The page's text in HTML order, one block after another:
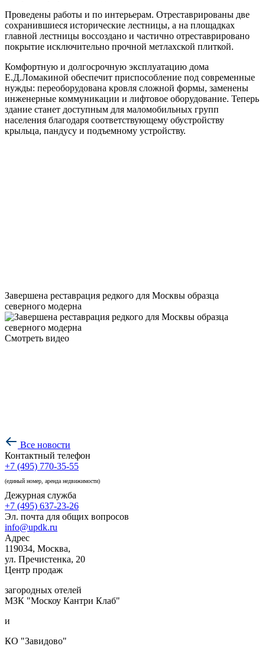
Проведены работы и по интерьерам. Отреставрированы две
сохранившиеся исторические лестницы, а на площадках
главной лестницы воссоздано и частично отреставрировано
покрытие исключительно прочной метлахской плиткой.
Комфортную и долгосрочную эксплуатацию дома
Е.Д.Ломакиной обеспечит приспособление под современные
нужды: переоборудована кровля сложной формы, заменены
инженерные коммуникации и лифтовое оборудование. Теперь
здание станет доступным для маломобильных групп
населения благодаря соответствующему обустройству
крыльца, пандусу и подъемному устройству.
Завершена реставрация редкого для Москвы образца
северного модерна
Смотреть видео
Все новости
Контактный телефон
+7 (495) 770-35-55
(единый номер, аренда недвижимости)
Дежурная служба
+7 (495) 637-23-26
Эл. почта для общих вопросов
info@updk.ru
Адрес
119034, Москва,
ул. Пречистенка, 20
Центр продаж
загородных отелей
МЗК "Москоу Кантри Клаб"
и
КО "Завидово"